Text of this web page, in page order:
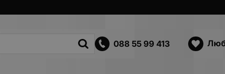
088 55 99 413